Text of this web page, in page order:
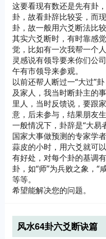
这要看现有数还是先有卦
卦，故看卦辞比较妥，而
卦，故一般用六爻断法比较
其实六爻断时，有时靠感
觉，比如有一次我帮一个
灵感说有领导要来你们公
午有市领导来参观。
以前还帮人断过一“大过”
及家人，我当时断卦主的
里人，当时反馈说，要跟
意，后未参与，结果朋友
一般情况下，卦辞是“大易
国家大事做预测的专家学
蒜皮的小时，用六爻就可
有好处，对每个卦的基调
卦，如“师”为兵败之象，“
等等。
希望能解决您的问题。
风水64卦六爻断诀篇